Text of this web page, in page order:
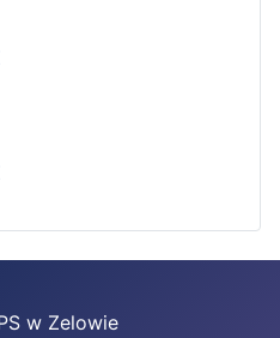
w Zelowie